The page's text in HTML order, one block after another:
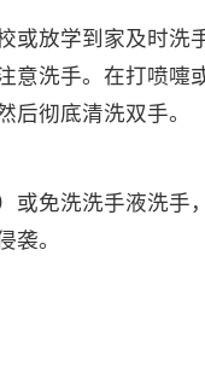
放学到家及时洗
意洗手。在打喷嚏
彻底清洗双手。
免洗洗手液洗手
袭。